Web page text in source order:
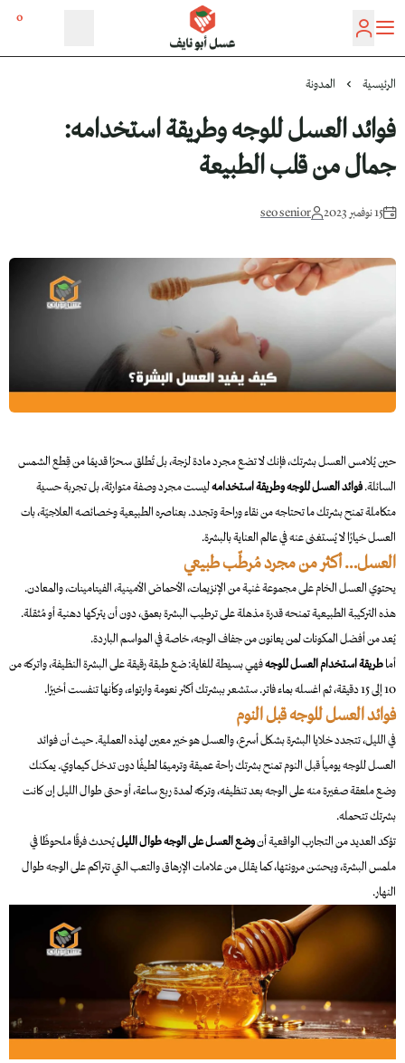
عسل أبو نايف
0
الرئيسية المدونة
فوائد العسل للوجه وطريقة استخدامه:
جمال من قلب الطبيعة
15 نوفمبر 2023 seo senior
حين يُلامس العسل بشرتك، فإنك لا تضع مجرد مادة لزجة، بل تُطلق سحرًا قديمًا من قِطع الشمس
السائلة.فوائد العسل للوجه وطريقة استخدامهليست مجرد وصفة متوارثة، بل تجربة حسية
متكاملة تمنح بشرتك ما تحتاجه من نقاء وراحة وتجدد. بعناصره الطبيعية وخصائصه العلاجيّة، بات
العسل خيارًا لا يُستغنى عنه في عالم العناية بالبشرة.
العسل… أكثر من مجرد مُرطّب طبيعي
يحتوي العسل الخام على مجموعة غنية من الإنزيمات، الأحماض الأمينية، الفيتامينات، والمعادن.
هذه التركيبة الطبيعية تمنحه قدرة مذهلة على ترطيب البشرة بعمق، دون أن يتركها دهنية أو مُثقلة.
يُعد من أفضل المكونات لمن يعانون من جفاف الوجه، خاصة في المواسم الباردة.
أماطريقة استخدام العسل للوجهفهي بسيطة للغاية: ضع طبقة رقيقة على البشرة النظيفة، واتركه من
10 إلى 15 دقيقة، ثم اغسله بماء فاتر. ستشعر ببشرتك أكثر نعومة وارتواء، وكأنها تنفست أخيرًا.
فوائد العسل للوجه قبل النوم
في الليل، تتجدد خلايا البشرة بشكل أسرع، والعسل هو خير معين لهذه العملية. حيث أنفوائد
العسل للوجه يومياًقبل النوم تمنح بشرتك راحة عميقة وترميمًا لطيفًا دون تدخل كيماوي. يمكنك
وضع ملعقة صغيرة منه على الوجه بعد تنظيفه، وتركه لمدة ربع ساعة، أو حتى طوال الليل إن كانت
بشرتك تتحمله.
تؤكد العديد من التجارب الواقعية أنوضع العسل على الوجه طوال الليليُحدث فرقًا ملحوظًا في
ملمس البشرة، ويحسّن مرونتها، كما يقلل من علامات الإرهاق والتعب التي تتراكم على الوجه طوال
النهار.